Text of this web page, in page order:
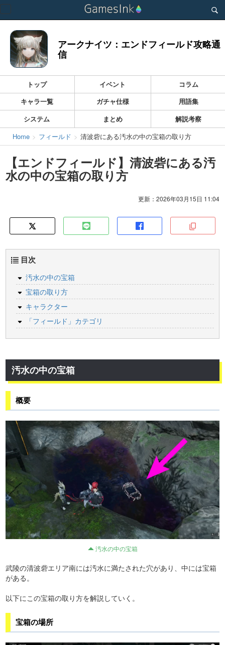
Toggle
アークナイツ：エンドフィールド攻略通
信
トップ イベント
コラム
キャラ一覧
ガチャ仕様
用語集
システム
まとめ
解説考察
Home
フィールド 清波砦にある汚水の中の宝箱の取り方
【エンドフィールド】清波砦にある汚
水の中の宝箱の取り方
更新：2026年03月15日 11:04
目次
汚水の中の宝箱
宝箱の取り方
キャラクター
「フィールド」カテゴリ
汚水の中の宝箱
概要
汚水の中の宝箱
武陵の清波砦エリア南には汚水に満たされた穴があり、中には宝箱
がある。
以下にこの宝箱の取り方を解説していく。
宝箱の場所